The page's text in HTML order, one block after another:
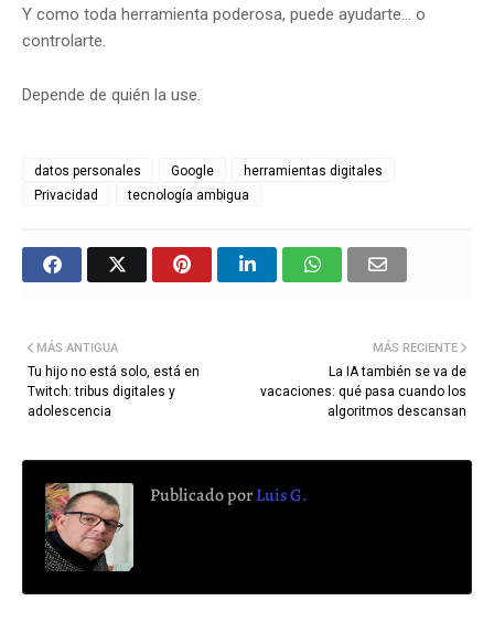
Y como toda herramienta poderosa, puede ayudarte… o
controlarte.
Depende de quién la use.
datos personales Google
herramientas digitales
Privacidad
tecnología ambigua
MÁS RECIENTE
La IA también se va de
vacaciones: qué pasa cuando los
algoritmos descansan
MÁS ANTIGUA
Tu hijo no está solo, está en
Twitch: tribus digitales y
adolescencia
Publicado porLuis G.